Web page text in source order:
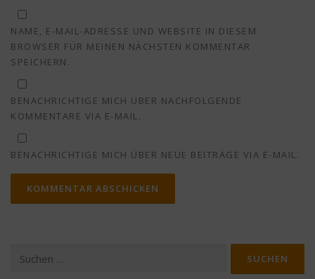
NAME, E-MAIL-ADRESSE UND WEBSITE IN DIESEM
BROWSER FÜR MEINEN NÄCHSTEN KOMMENTAR
SPEICHERN.
BENACHRICHTIGE MICH ÜBER NACHFOLGENDE
KOMMENTARE VIA E-MAIL.
BENACHRICHTIGE MICH ÜBER NEUE BEITRÄGE VIA E-MAIL.
nach: